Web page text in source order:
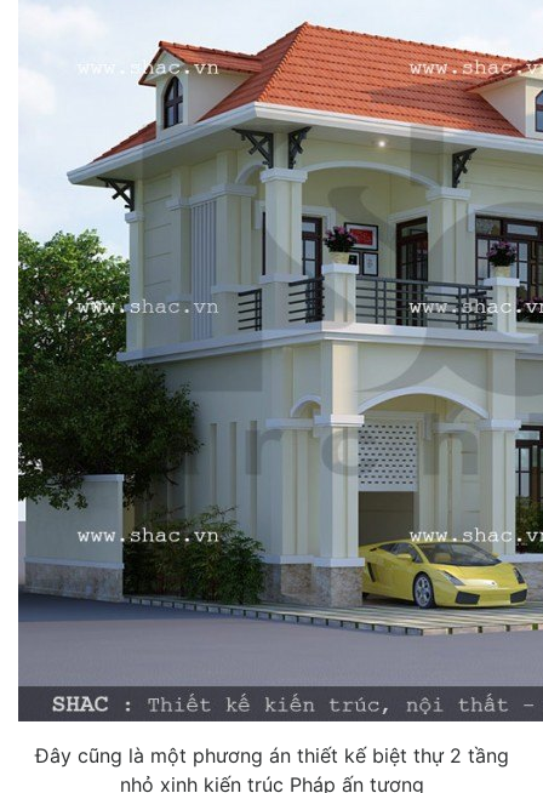
Đây cũng là một phương án thiết kế biệt thự 2 tầng
nhỏ xinh kiến trúc Pháp ấn tượng